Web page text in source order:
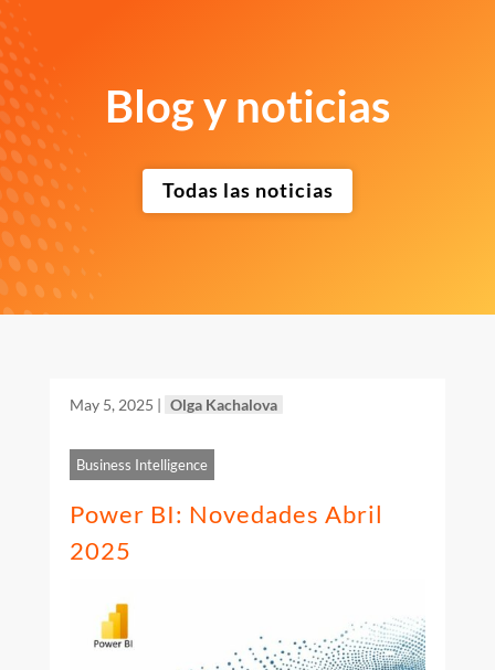
Blog y noticias
Todas las noticias
May 5, 2025 | Olga Kachalova
Business Intelligence
Power BI: Novedades Abril
2025